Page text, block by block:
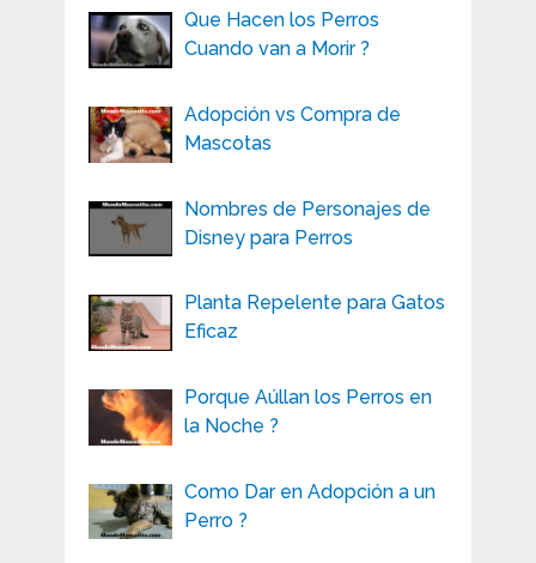
Que Hacen los Perros
Cuando van a Morir ?
Adopción vs Compra de
Mascotas
Nombres de Personajes de
Disney para Perros
Planta Repelente para Gatos
Eficaz
Porque Aúllan los Perros en
la Noche ?
Como Dar en Adopción a un
Perro ?